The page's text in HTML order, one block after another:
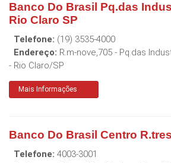
Banco Do Brasil Pq.das
Rio Claro SP
Telefone: (19) 3535-4000
Endereço: R.m-nove,705 - Pq.das
- Rio Claro/SP
Mais Informações
Banco Do Brasil Centro
Telefone: 4003-3001